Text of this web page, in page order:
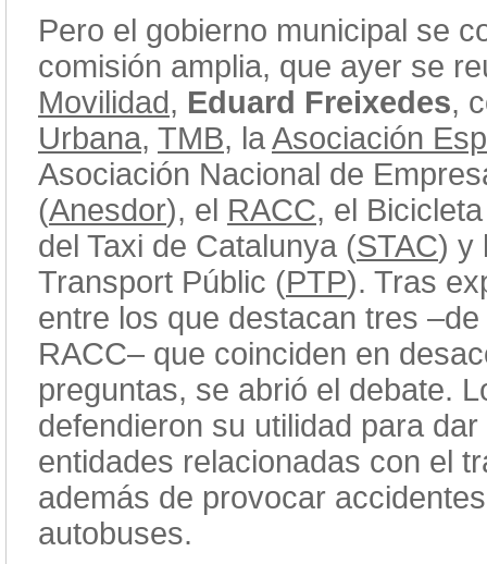
Pero el gobierno municipal se
comisión amplia, que ayer se
Movilidad, Eduard Freixedes,
Urbana, TMB, laAsociación
Asociación Nacional de
(Anesdor), el RACC, el
del Taxi de Catalunya (STAC) y
Transport Públic (PTP). Tras
entre los que destacan tres
RACC– que coinciden en
preguntas, se abrió el debate.
defendieron su utilidad para
entidades relacionadas con el
además de provocar
autobuses.